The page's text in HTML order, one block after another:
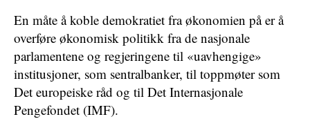
En måte å koble demokratiet fra økonomien på er å
overføre økonomisk politikk fra de nasjonale
parlamentene og regjeringene til «uavhengige»
institusjoner, som sentralbanker, til toppmøter som
Det europeiske råd og til Det Internasjonale
Pengefondet (IMF).